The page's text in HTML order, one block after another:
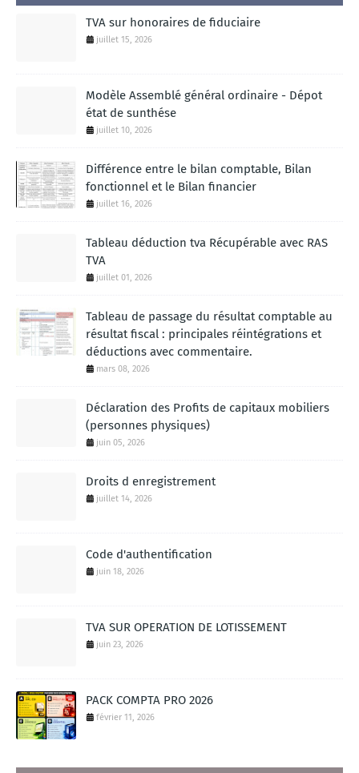
TVA sur honoraires de fiduciaire
juillet 15, 2026
Modèle Assemblé général ordinaire - Dépot
état de sunthése
juillet 10, 2026
Différence entre le bilan comptable, Bilan
fonctionnel et le Bilan financier
juillet 16, 2026
Tableau déduction tva Récupérable avec RAS
TVA
juillet 01, 2026
Tableau de passage du résultat comptable au
résultat fiscal : principales réintégrations et
déductions avec commentaire.
mars 08, 2026
Déclaration des Profits de capitaux mobiliers
(personnes physiques)
juin 05, 2026
Droits d enregistrement
juillet 14, 2026
Code d'authentification
juin 18, 2026
TVA SUR OPERATION DE LOTISSEMENT
juin 23, 2026
PACK COMPTA PRO 2026
février 11, 2026